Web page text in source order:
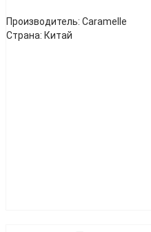
Производитель: Caramelle
Страна: Китай